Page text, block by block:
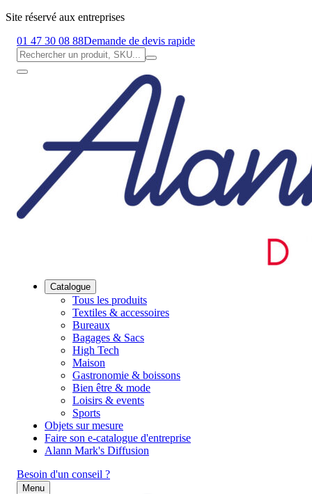
Site réservé aux entreprises
01 47 30 08 88Demande de devis rapide
Catalogue
Tous les produits
Textiles & accessoires
Bureaux
Bagages & Sacs
High Tech
Maison
Gastronomie & boissons
Bien être & mode
Loisirs & events
Sports
Objets sur mesure
Faire son e-catalogue d'entreprise
Alann Mark's Diffusion
Besoin d'un conseil ?
Menu